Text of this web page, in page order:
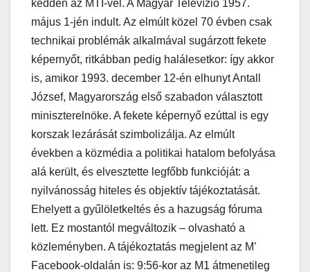
kedden az MTI-vel. A Magyar Televízió 1957.
május 1-jén indult. Az elmúlt közel 70 évben csak
technikai problémák alkalmával sugárzott fekete
képernyőt, ritkábban pedig halálesetkor: így akkor
is, amikor 1993. december 12-én elhunyt Antall
József, Magyarország első szabadon választott
miniszterelnöke. A fekete képernyő ezúttal is egy
korszak lezárását szimbolizálja. Az elmúlt
években a közmédia a politikai hatalom befolyása
alá került, és elvesztette legfőbb funkcióját: a
nyilvánosság hiteles és objektív tájékoztatását.
Ehelyett a gyűlöletkeltés és a hazugság fóruma
lett. Ez mostantól megváltozik – olvasható a
közleményben. A tájékoztatás megjelent az M’
Facebook-oldalán is: 9:56-kor az M1 átmenetileg